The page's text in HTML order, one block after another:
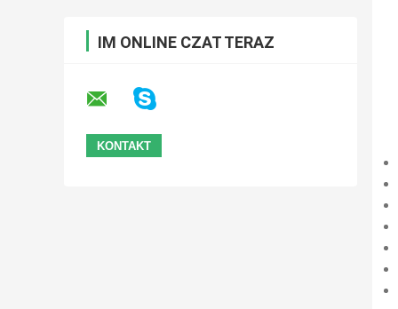
IM ONLINE CZAT TERAZ